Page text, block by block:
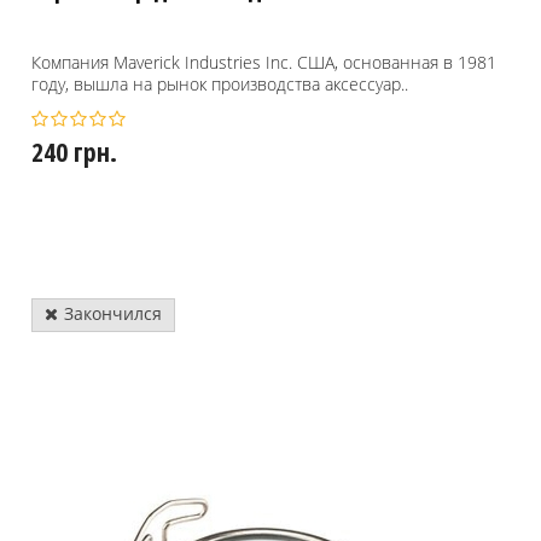
Компания Maverick Industries Inc. США, основанная в 1981
году, вышла на рынок производства аксессуар..
240 грн.
Закончился